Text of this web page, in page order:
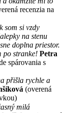
recenzia na
som si vzdy
na stenu
doplna priestor.
po stranke! Petra
spárovania s
přišla rychle a
(overená
milá